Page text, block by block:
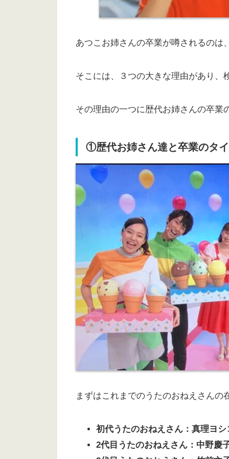
あつこお姉さんの卒業が噂されるのは
そこには、３つの大きな理由があり、
その理由の一つに歴代お姉さんの卒業
①歴代お姉さん達と卒業のタ
まずはこれまでのうたのおねえさんの
初代うたのおねえさん：真理ヨシ
2代目うたのおねえさん：中野慶